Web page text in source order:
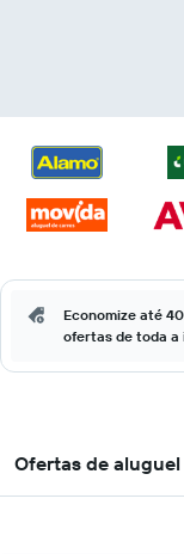
Economize até
ofertas de toda
Ofertas de